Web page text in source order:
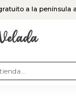
a la península